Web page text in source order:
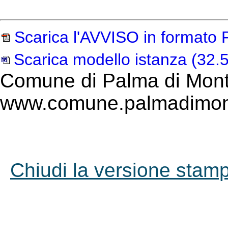
Scarica l'AVVISO in formato
Scarica modello istanza
Comune di Palma di
Chiudi la versione